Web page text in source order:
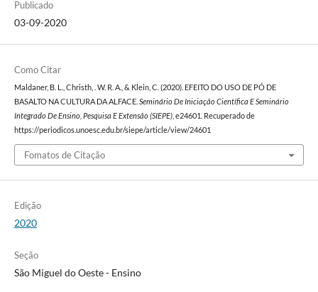
Publicado
03-09-2020
Como Citar
Maldaner, B. L., Christh, . W. R. A., & Klein, C. (2020). EFEITO DO USO DE PÓ DE
BASALTO NA CULTURA DA ALFACE. Seminário De Iniciação Científica E Seminário
Integrado De Ensino, Pesquisa E Extensão (SIEPE), e24601. Recuperado de
https://periodicos.unoesc.edu.br/siepe/article/view/24601
Fomatos de Citação
Edição
2020
Seção
São Miguel do Oeste - Ensino